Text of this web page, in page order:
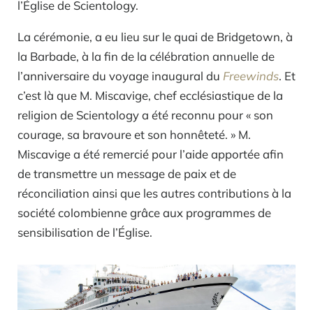
l’Église de Scientology.
La cérémonie, a eu lieu sur le quai de Bridgetown, à
la Barbade, à la fin de la célébration annuelle de
l’anniversaire du voyage inaugural du Freewinds. Et
c’est là que M. Miscavige, chef ecclésiastique de la
religion de Scientology a été reconnu pour « son
courage, sa bravoure et son honnêteté. » M.
Miscavige a été remercié pour l’aide apportée afin
de transmettre un message de paix et de
réconciliation ainsi que les autres contributions à la
société colombienne grâce aux programmes de
sensibilisation de l’Église.